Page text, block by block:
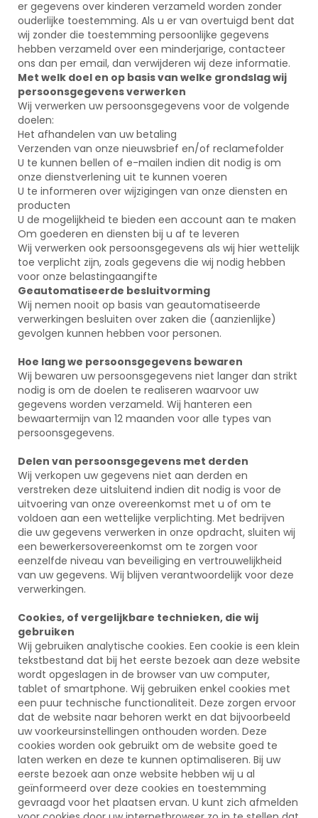
er gegevens over kinderen verzameld worden zonder
ouderlijke toestemming. Als u er van overtuigd bent dat
wij zonder die toestemming persoonlijke gegevens
hebben verzameld over een minderjarige, contacteer
ons dan per email, dan verwijderen wij deze informatie.
Met welk doel en op basis van welke grondslag wij
persoonsgegevens verwerken
Wij verwerken uw persoonsgegevens voor de volgende
doelen:
Het afhandelen van uw betaling
Verzenden van onze nieuwsbrief en/of reclamefolder
U te kunnen bellen of e-mailen indien dit nodig is om
onze dienstverlening uit te kunnen voeren
U te informeren over wijzigingen van onze diensten en
producten
U de mogelijkheid te bieden een account aan te maken
Om goederen en diensten bij u af te leveren
Wij verwerken ook persoonsgegevens als wij hier wettelijk
toe verplicht zijn, zoals gegevens die wij nodig hebben
voor onze belastingaangifte
Geautomatiseerde besluitvorming
Wij nemen nooit op basis van geautomatiseerde
verwerkingen besluiten over zaken die (aanzienlijke)
gevolgen kunnen hebben voor personen.
Hoe lang we persoonsgegevens bewaren
Wij bewaren uw persoonsgegevens niet langer dan strikt
nodig is om de doelen te realiseren waarvoor uw
gegevens worden verzameld. Wij hanteren een
bewaartermijn van 12 maanden voor alle types van
persoonsgegevens.
Delen van persoonsgegevens met derden
Wij verkopen uw gegevens niet aan derden en
verstreken deze uitsluitend indien dit nodig is voor de
uitvoering van onze overeenkomst met u of om te
voldoen aan een wettelijke verplichting. Met bedrijven
die uw gegevens verwerken in onze opdracht, sluiten wij
een bewerkersovereenkomst om te zorgen voor
eenzelfde niveau van beveiliging en vertrouwelijkheid
van uw gegevens. Wij blijven verantwoordelijk voor deze
verwerkingen.
Cookies, of vergelijkbare technieken, die wij
gebruiken
Wij gebruiken analytische cookies. Een cookie is een klein
tekstbestand dat bij het eerste bezoek aan deze website
wordt opgeslagen in de browser van uw computer,
tablet of smartphone. Wij gebruiken enkel cookies met
een puur technische functionaliteit. Deze zorgen ervoor
dat de website naar behoren werkt en dat bijvoorbeeld
uw voorkeursinstellingen onthouden worden. Deze
cookies worden ook gebruikt om de website goed te
laten werken en deze te kunnen optimaliseren. Bij uw
eerste bezoek aan onze website hebben wij u al
geïnformeerd over deze cookies en toestemming
gevraagd voor het plaatsen ervan. U kunt zich afmelden